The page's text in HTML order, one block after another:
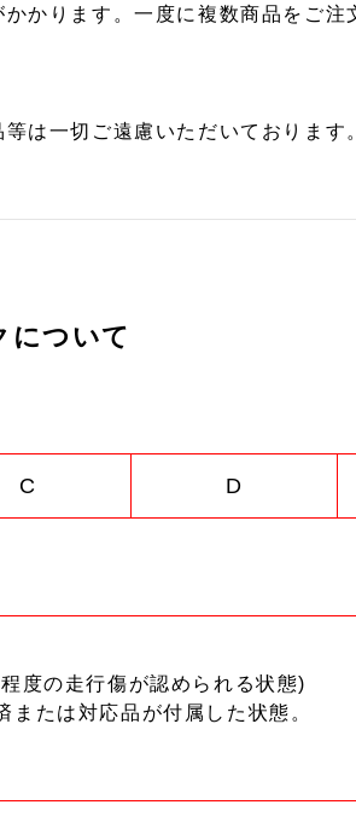
かります。一度に複数商品をご
は一切ご遠慮いただいております
について
C D
度の走行傷が認められる状態)
たは対応品が付属した状態。